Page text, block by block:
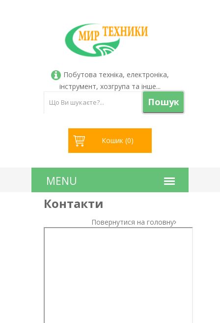
Побутова техніка, електроніка,
інструмент, хозгрупа та інше...
Пошук
Кошик (0)
Контакти
Повернутися на головну